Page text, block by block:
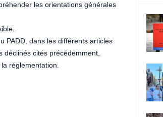
les orientations générales
PADD, dans les différents articles
cités précédemment,
réglementation.